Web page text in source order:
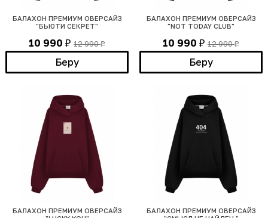
БАЛАХОН ПРЕМИУМ ОВЕРСАЙЗ
"БЬЮТИ СЕКРЕТ"
10 990 ₽ 12 990₽
Беру
БАЛАХОН ПРЕМИУМ ОВЕРСАЙЗ
"NOT TODAY CLUB"
10 990 ₽ 12 990₽
Беру
БАЛАХОН ПРЕМИУМ ОВЕРСАЙЗ
БАЛАХОН ПРЕМИУМ ОВЕРСАЙЗ